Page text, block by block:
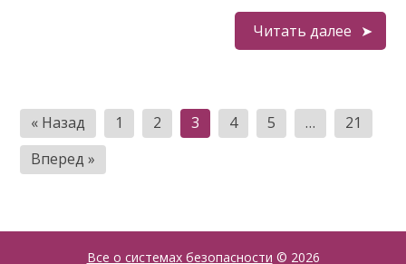
Читать далее
Пагинация
записей
« Назад 1 2 3 4 5 …
21
Вперед »
Все о системах безопасности © 2026